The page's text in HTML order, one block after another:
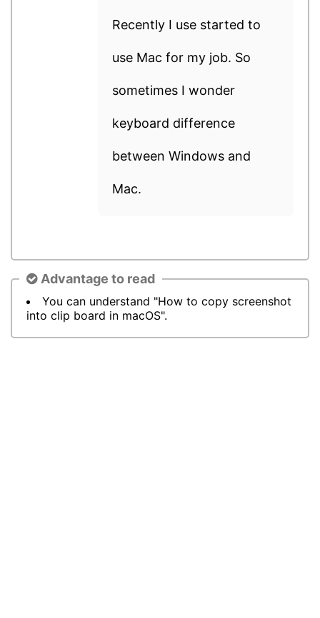
Recently I use started to
use Mac for my job. So
sometimes I wonder
keyboard difference
between Windows and
Mac.
Advantage to read
You can understand "How to copy screenshot
into clip board in macOS".